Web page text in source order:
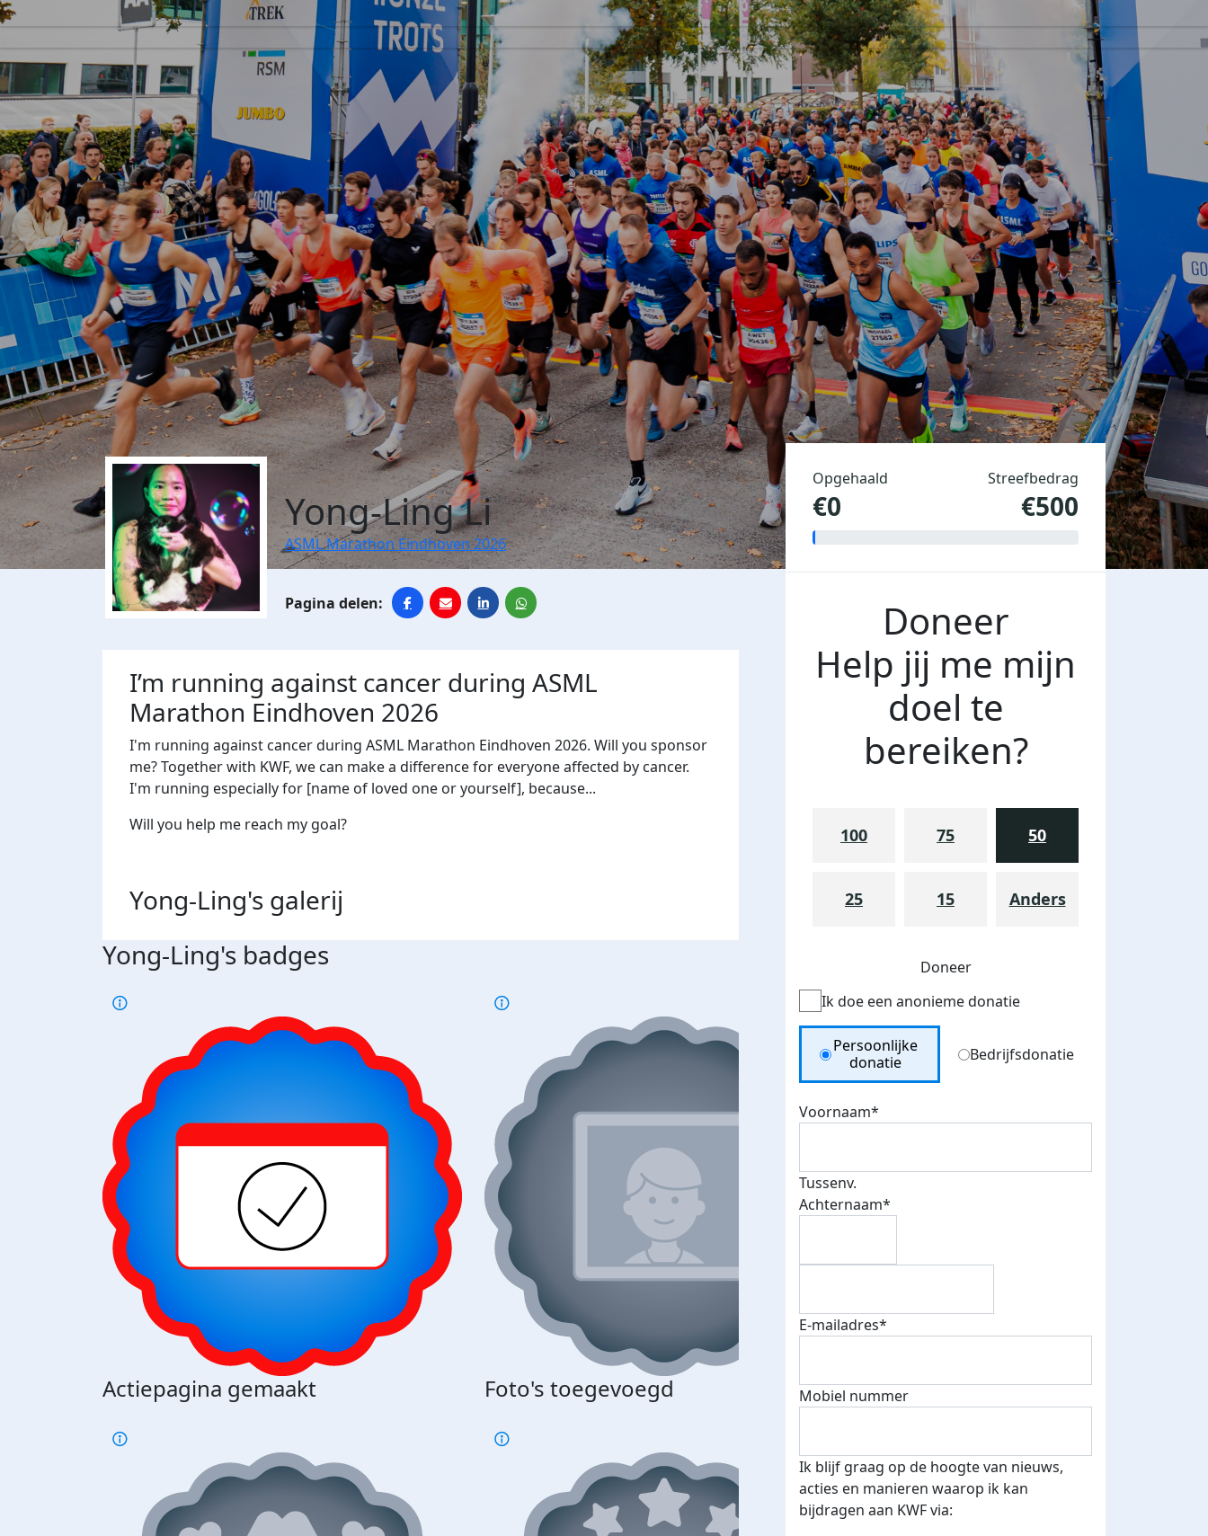
Yong-Ling Li
ASML Marathon Eindhoven 2026
I’m running against cancer during ASML
Marathon Eindhoven 2026
I'm running against cancer during ASML Marathon Eindhoven 2026. Will you sponsor
me? Together with KWF, we can make a difference for everyone affected by cancer.
I'm running especially for [name of loved one or yourself], because...
Will you help me reach my goal?
Yong-Ling's galerij
Yong-Ling's badges
Actiepagina gemaakt Foto's toegevoegd E-mails verstuurd
je je speciale KWF t-shirt!
Opgehaald
€0
Streefbedrag
€500
Doneer
Help jij me mijn
doel te
bereiken?
100 75 50
25 15 Anders
Doneer
Ik doe een anonieme donatie
Donation Type
Persoonlijke
donatie
Bedrijfsdonatie
Voornaam*
Tussenv.
Achternaam*
E-mailadres*
Mobiel nummer
Ik blijf graag op de hoogte van nieuws,
acties en manieren waarop ik kan
bijdragen aan KWF via: